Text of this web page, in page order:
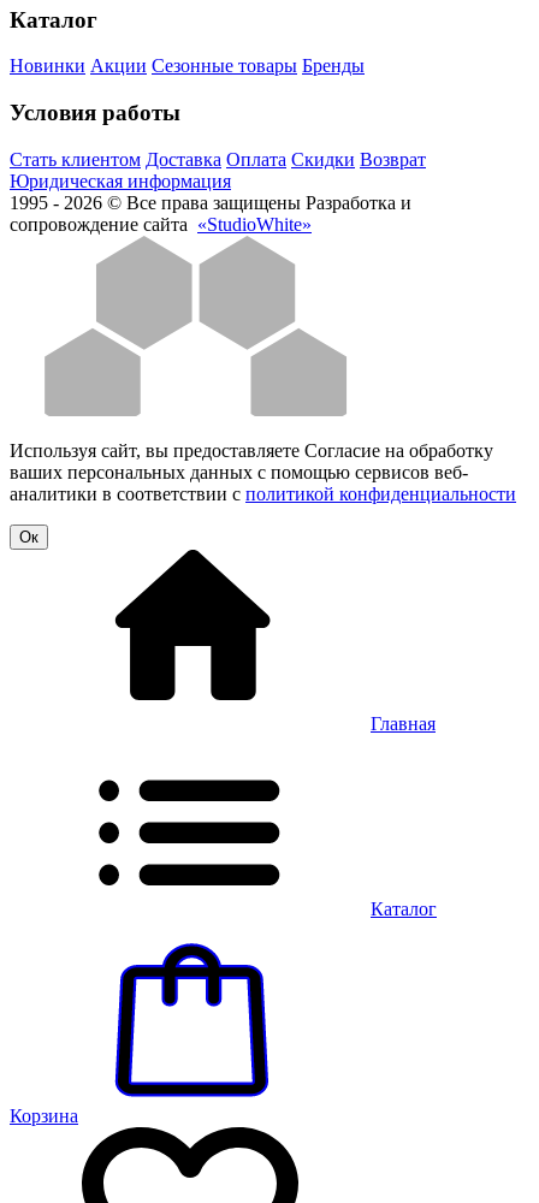
Каталог
Новинки Акции Сезонные товары Бренды
Условия работы
Стать клиентом Доставка Оплата Скидки Возврат
Юридическая информация
1995 - 2026 © Все права защищены Разработка и
сопровождение сайта «StudioWhite»
Используя сайт, вы предоставляете Согласие на обработку
ваших персональных данных с помощью сервисов веб-
аналитики в соответствии с политикой конфиденциальности
Oк
Главная
Каталог
Корзина